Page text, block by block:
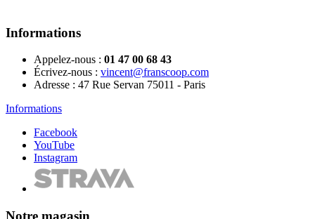
Informations
Appelez-nous : 01 47 00 68 43
Écrivez-nous : vincent@franscoop.com
Adresse : 47 Rue Servan 75011 - Paris
Informations
Facebook
YouTube
Instagram
Notre magasin